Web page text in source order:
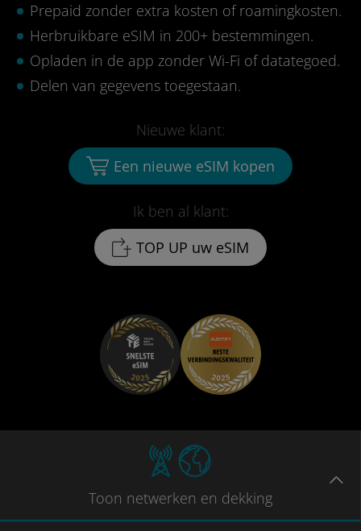
Prepaid zonder extra kosten of roamingkosten.
Herbruikbare eSIM in 200+ bestemmingen.
Opladen in de app zonder Wi-Fi of datategoed.
Delen van gegevens toegestaan.
Ik ben al klant:
TOP UP uw eSIM
Nieuwe klant:
Een nieuwe eSIM kopen
Toon netwerken en dekking